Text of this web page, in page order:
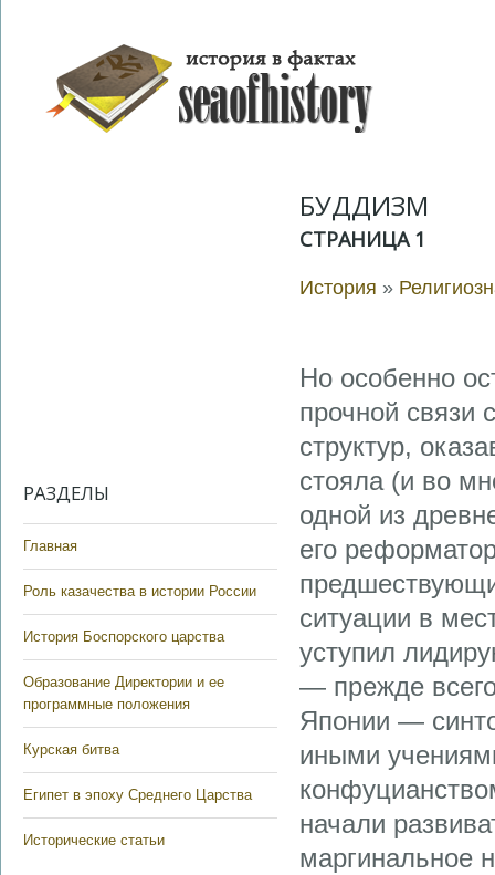
РАЗДЕЛЫ
Главная
Роль казачества в истории России
История Боспорского царства
Образование Директории и ее
программные положения
Курская битва
Египет в эпоху Среднего Царства
Исторические статьи
БУДДИЗМ
СТРАНИЦА 1
История »
Но особенно
прочной связи
структур,
стояла (и во
одной из
его
ситуации в
уступил
— прежде
Японии —
иными
начали
маргинальное